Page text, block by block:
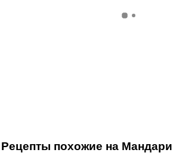
Рецепты похожие на